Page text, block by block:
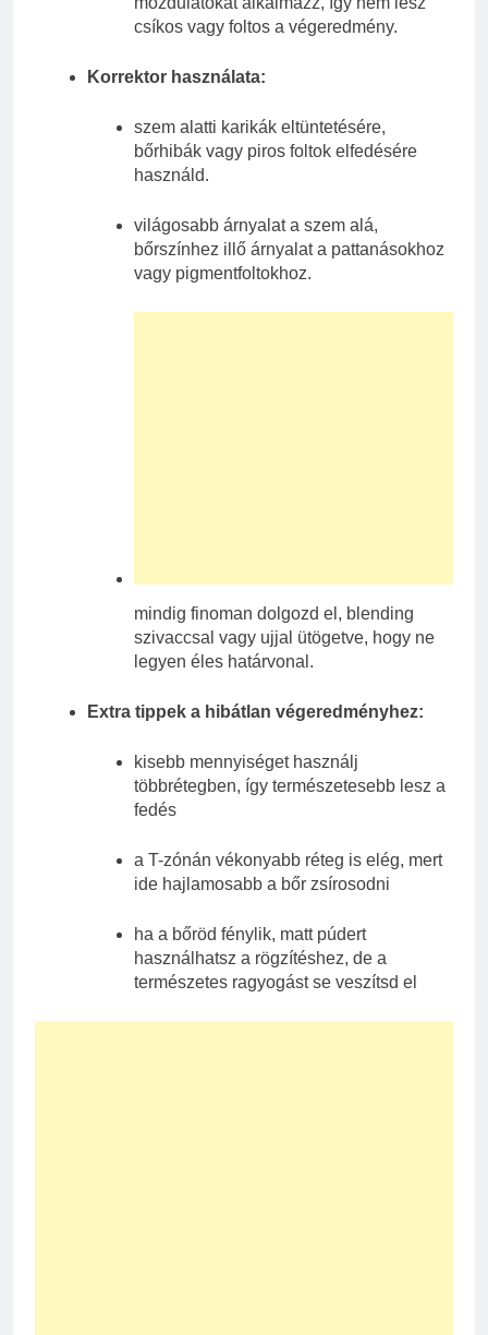
csíkos vagy foltos a végeredmény.
Korrektor használata:
szem alatti karikák eltüntetésére,
bőrhibák vagy piros foltok elfedésére
használd.
világosabb árnyalat a szem alá,
bőrszínhez illő árnyalat a pattanásokhoz
vagy pigmentfoltokhoz.
mindig finoman dolgozd el, blending
szivaccsal vagy ujjal ütögetve, hogy ne
legyen éles határvonal.
Extra tippek a hibátlan végeredményhez:
kisebb mennyiséget használj
többrétegben, így természetesebb lesz a
fedés
a T-zónán vékonyabb réteg is elég, mert
ide hajlamosabb a bőr zsírosodni
ha a bőröd fénylik, matt púdert
használhatsz a rögzítéshez, de a
természetes ragyogást se veszítsd el